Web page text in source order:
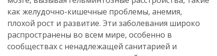
как желудочно-кишечные проблемы, анемия,
плохой рост и развитие. Эти заболевания широко
распространены во всем мире, особенно в
сообществах с ненадлежащей санитарией и